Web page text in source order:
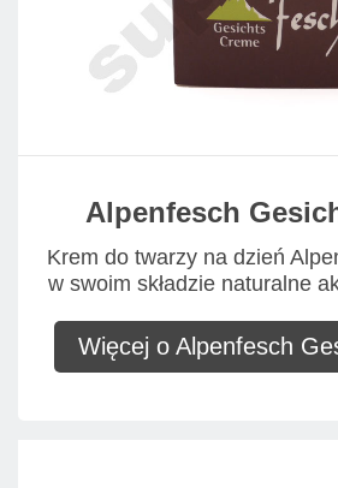
Alpenfesch
Krem do twarzy na dzień
w swoim składzie naturalne
Więcej o Alpenfesch